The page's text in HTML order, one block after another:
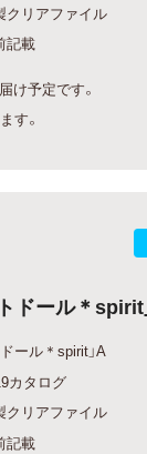
クリアファイル
記載
け予定です。
す。
ドール＊spirit
ール＊spirit」A
カタログ
クリアファイル
記載